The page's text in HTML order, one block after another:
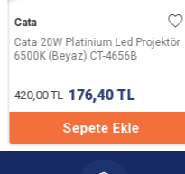
Cata
Cata 20W Platinium Led Projektör
6500K (Beyaz) CT-4656B
420,00TL 176,40TL
Sepete Ekle